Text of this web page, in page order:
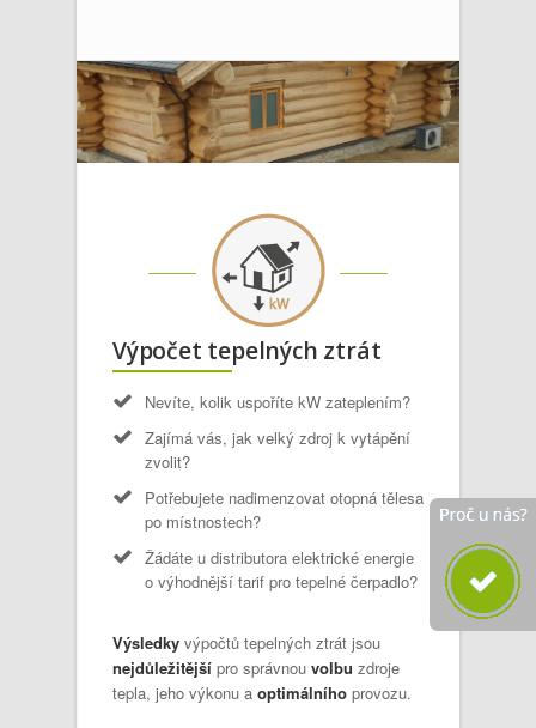
Výpočet tepelných ztrát
Nevíte, kolik uspoříte kW zateplením?
Zajímá vás, jak velký zdroj k vytápění
zvolit?
Potřebujete nadimenzovat otopná tělesa
po místnostech?
Žádáte u distributora elektrické energie
o výhodnější tarif pro tepelné čerpadlo?
Výsledky výpočtů tepelných ztrát jsou
nejdůležitější pro správnou volbu zdroje
tepla, jeho výkonu a optimálního provozu.